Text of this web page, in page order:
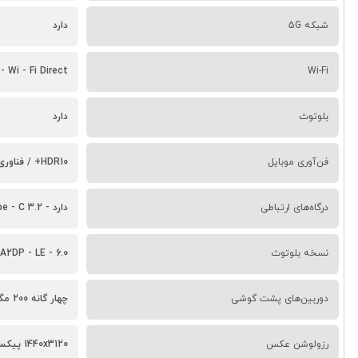
شبکه 5G دارد
Wi-Fi
Wi - Fi Direct
بلوتوث دارد
فن‌آوری موبایل HDR10+ / فناوری ضد انعکاس نور / فناوری Privacy Display
درگاه‌های ارتباطی دارد - USB Type - C 3.2
نسخه بلوتوث 6.0 - A2DP - LE
دوربین‌های پشت گوشی چهار گانه 200 مگاپیکسل + 50 مگاپیکسل + 50 مگاپیکسل + 50 مگاپیکسل
رزولوشن عکس 1440x3120 پیکسل